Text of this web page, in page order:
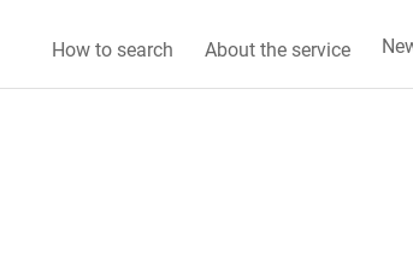
How to search About the service